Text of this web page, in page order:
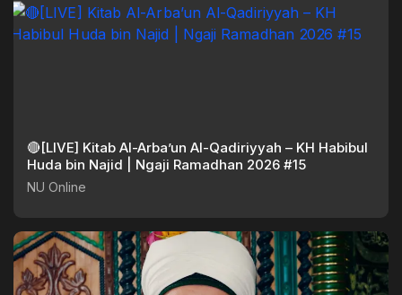
🔴[LIVE] Kitab Al-Arba’un Al-Qadiriyyah – KH Habibul
Huda bin Najid | Ngaji Ramadhan 2026 #15
NU Online